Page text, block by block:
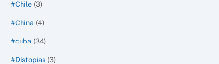
#Chile (3)
#China (4)
#cuba (34)
#Distopías (3)